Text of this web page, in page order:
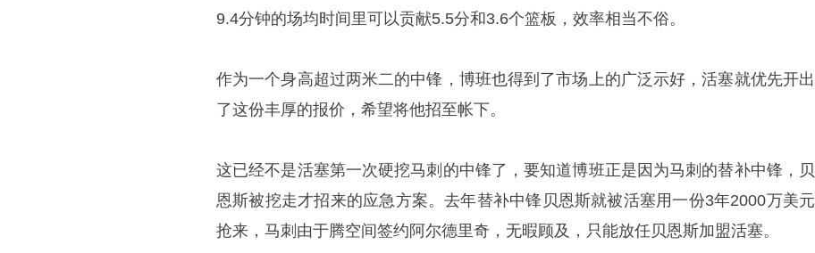
9.4分钟的场均时间里可以贡献5.5分和3.6个篮板，效率相当不俗。
作为一个身高超过两米二的中锋，博班也得到了市场上的广泛示好，活塞就优先开出
了这份丰厚的报价，希望将他招至帐下。
这已经不是活塞第一次硬挖马刺的中锋了，要知道博班正是因为马刺的替补中锋，贝
恩斯被挖走才招来的应急方案。去年替补中锋贝恩斯就被活塞用一份3年2000万美元
抢来，马刺由于腾空间签约阿尔德里奇，无暇顾及，只能放任贝恩斯加盟活塞。